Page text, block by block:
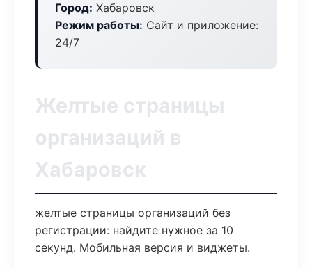
Город: Хабаровск
Режим работы: Сайт и приложение:
24/7
Желтые страницы
организаций в
Хабаровск
желтые страницы организаций без
регистрации: найдите нужное за 10
секунд. Мобильная версия и виджеты.